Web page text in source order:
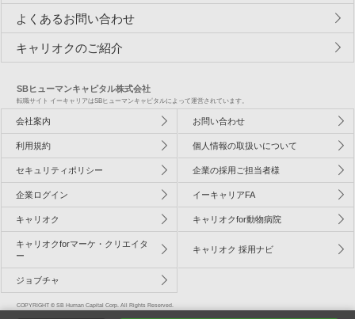
よくあるお問い合わせ
キャリオクのご紹介
SBヒューマンキャピタル株式会社
転職サイト イーキャリアはSBヒューマンキャピタルによって運営されています。
会社案内 お問い合わせ
利用規約 個人情報の取扱いについて
セキュリティポリシー 企業の採用ご担当者様
企業ログイン イーキャリアFA
キャリオク キャリオクfor動物病院
キャリオクforマーケ・クリエイタ
ー
キャリオク 採用ナビ
ジョブチャ
COPYRIGHT © SB Human Capital Corp. All Rights Reserved.